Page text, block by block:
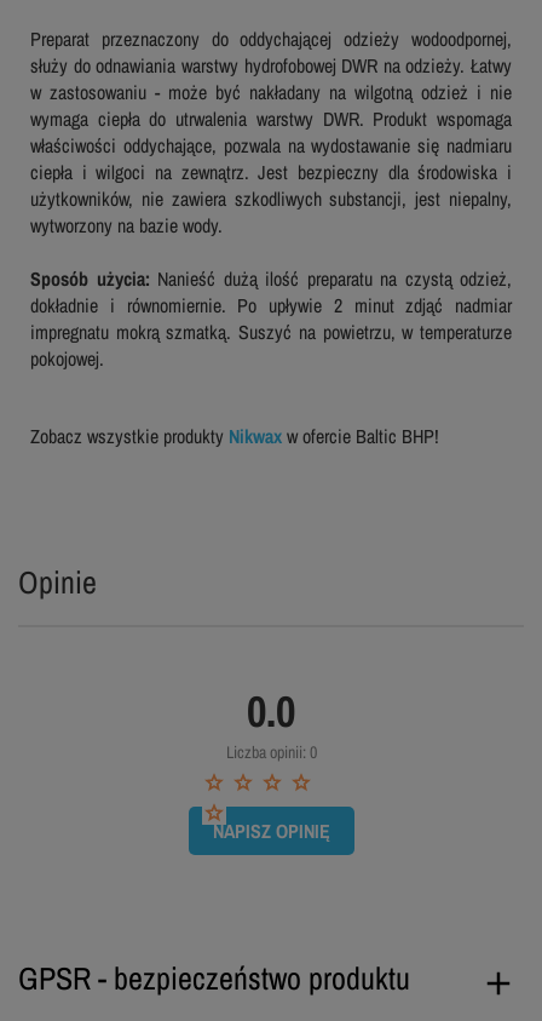
Preparat przeznaczony do oddychającej odzieży wodoodpornej,
służy do odnawiania warstwy hydrofobowej DWR na odzieży. Łatwy
w zastosowaniu - może być nakładany na wilgotną odzież i nie
wymaga ciepła do utrwalenia warstwy DWR. Produkt wspomaga
właściwości oddychające, pozwala na wydostawanie się nadmiaru
ciepła i wilgoci na zewnątrz. Jest bezpieczny dla środowiska i
użytkowników, nie zawiera szkodliwych substancji, jest niepalny,
wytworzony na bazie wody.
Sposób użycia: Nanieść dużą ilość preparatu na czystą odzież,
dokładnie i równomiernie. Po upływie 2 minut zdjąć nadmiar
impregnatu mokrą szmatką. Suszyć na powietrzu, w temperaturze
pokojowej.
Zobacz wszystkie produkty Nikwaxw ofercie Baltic BHP!
Opinie
0.0
Liczba opinii: 0
NAPISZ OPINIĘ
GPSR - bezpieczeństwo produktu